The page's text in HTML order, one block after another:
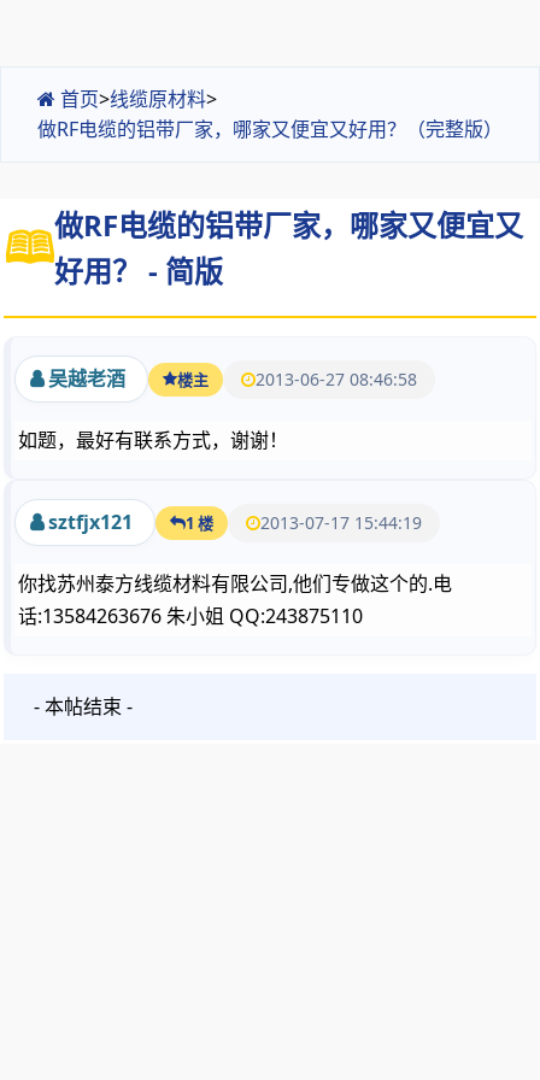
首页>线缆原材料>
做RF电缆的铝带厂家，哪家又便宜又好用？（完整版）
做RF电缆的铝带厂家，哪家又便宜又
好用？ - 简版
吴越老酒 楼主 2013-06-27 08:46:58
如题，最好有联系方式，谢谢！
sztfjx121 1 楼 2013-07-17 15:44:19
你找苏州泰方线缆材料有限公司,他们专做这个的.电
话:13584263676 朱小姐 QQ:243875110
- 本帖结束 -